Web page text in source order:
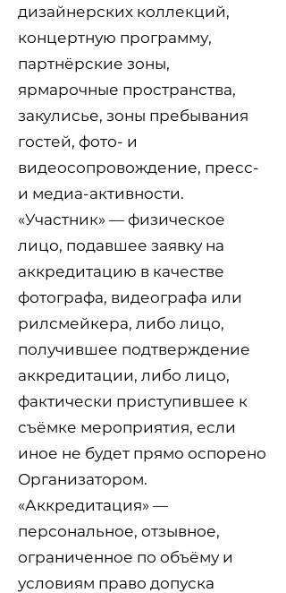
дизайнерских коллекций,
концертную программу,
партнёрские зоны,
ярмарочные пространства,
закулисье, зоны пребывания
гостей, фото- и
видеосопровождение, пресс-
и медиа-активности.
«Участник» — физическое
лицо, подавшее заявку на
аккредитацию в качестве
фотографа, видеографа или
рилсмейкера, либо лицо,
получившее подтверждение
аккредитации, либо лицо,
фактически приступившее к
съёмке мероприятия, если
иное не будет прямо оспорено
Организатором.
«Аккредитация» —
персональное, отзывное,
ограниченное по объёму и
условиям право допуска